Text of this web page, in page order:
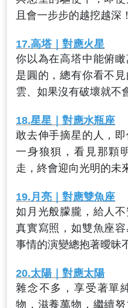
且會一步步的越挖越深！
17.高塔｜對應火星
你以為在高塔中能俯
是圓的，總有你看不
雲、如果沒有破壞就不
18.星星 ｜對應水瓶座
敢去伸手摘星的人，
一身狼狽，看見那顆
走，終會迎向光明的未
19.月亮 ｜對應雙魚座
如月光般朦朧，給人
真實寫照，如雙魚座
事情的演變總抱著曖昧
20.太陽 ｜對應太陽
雜念不多，享受著單
物，滋養萬物，繼續